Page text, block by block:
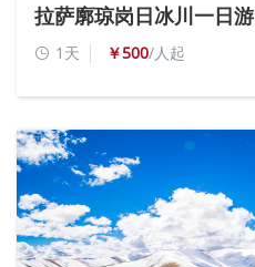
拉萨廓琼岗日冰川一日游
 1天 ￥500/人起